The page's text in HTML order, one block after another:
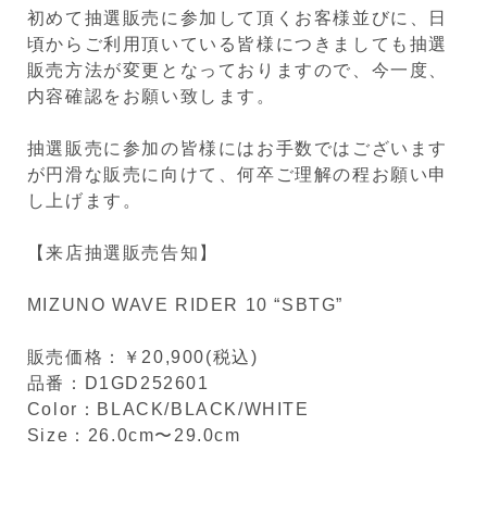
初めて抽選販売に参加して頂くお客様並びに、日
頃からご利用頂いている皆様につきましても抽選
販売方法が変更となっておりますので、今一度、
内容確認をお願い致します。
抽選販売に参加の皆様にはお手数ではございます
が円滑な販売に向けて、何卒ご理解の程お願い申
し上げます。
【来店抽選販売告知】
MIZUNO WAVE RIDER 10 “SBTG”
販売価格：￥20,900(税込)
品番：D1GD252601
Color：BLACK/BLACK/WHITE
Size：26.0cm〜29.0cm